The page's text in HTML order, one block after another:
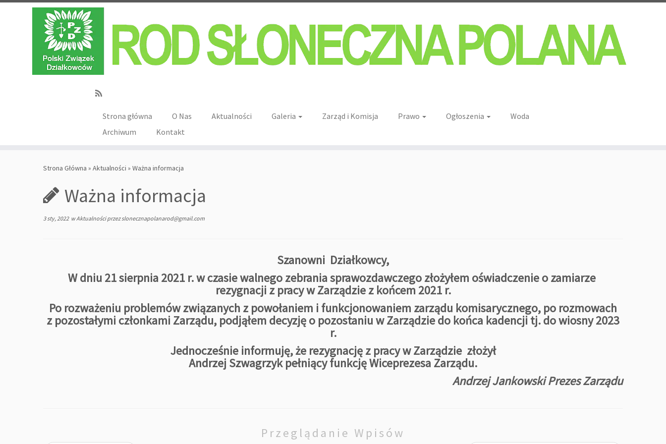
Strona główna O Nas Aktualności Galeria Zarząd i Komisja Prawo Ogłoszenia
Woda
Archiwum
Kontakt
Strona Główna » Aktualności » Ważna informacja
Ważna informacja
3 sty, 2022wAktualnościprzezslonecznapolanarod@gmail.com
Szanowni Działkowcy,
W dniu 21 sierpnia 2021 r. w czasie walnego zebrania sprawozdawczego złożyłem oświadczenie o zamiarze
rezygnacji z pracy w Zarządzie z końcem 2021 r.
Po rozważeniu problemów związanych z powołaniem i funkcjonowaniem zarządu komisarycznego, po rozmowach
z pozostałymi członkami Zarządu, podjąłem decyzję o pozostaniu w Zarządzie do końca kadencji tj. do wiosny 2023
r.
Jednocześnie informuję, że rezygnację z pracy w Zarządzie złożył
Andrzej Szwagrzyk pełniący funkcję Wiceprezesa Zarządu.
Andrzej Jankowski Prezes Zarządu
Przeglądanie Wpisów